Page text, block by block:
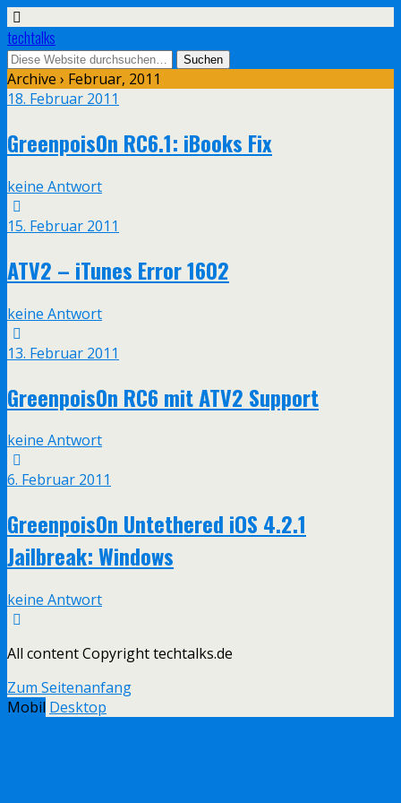
techtalks
Archive › Februar, 2011
18. Februar 2011
Greenpois0n RC6.1: iBooks Fix
keine Antwort
15. Februar 2011
ATV2 – iTunes Error 1602
keine Antwort
13. Februar 2011
Greenpois0n RC6 mit ATV2 Support
keine Antwort
6. Februar 2011
Greenpois0n Untethered iOS 4.2.1
Jailbreak: Windows
keine Antwort
All content Copyright techtalks.de
Zum Seitenanfang
Mobil Desktop